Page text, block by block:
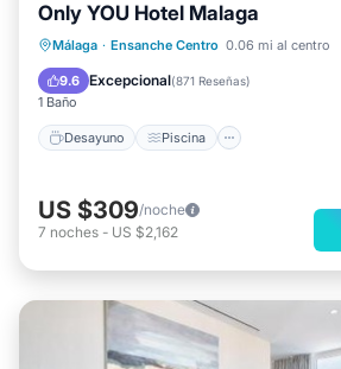
Only YOU Hotel Malaga
Málaga · Ensanche Centro 0.06 mi al centro
9.6 Excepcional(871 Reseñas)
1 Baño
Desayuno Piscina
Desayuno Piscina
Cocina
Aire acondicionado
US $309/noche
7 noches - US $2,162